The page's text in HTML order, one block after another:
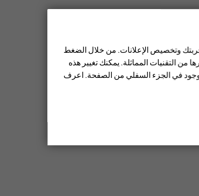
وتخصيص الإعلانات. من خلال الضغط
من التقنيات المماثلة. يمكنك تغيير هذه
في الجزء السفلي من الصفحة. اعرف